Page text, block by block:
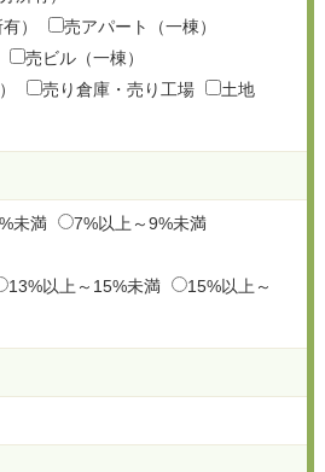
）
売アパート（一棟）
売ビル（一棟）
売り倉庫・売り工場
土地
未満
7%以上～9%未満
13%以上～15%未満
15%以上～